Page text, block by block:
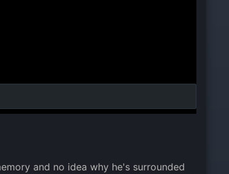
and no idea why he's surrounded